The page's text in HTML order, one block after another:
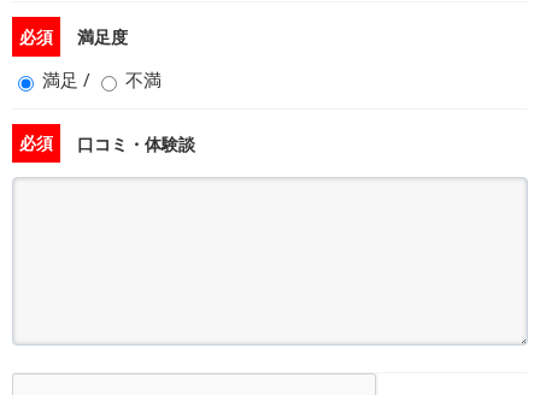
必須 満足度
満足 / 不満
必須 口コミ・体験談